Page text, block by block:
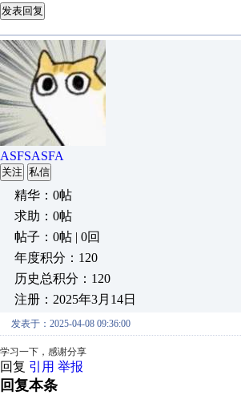
发表回复
ASFSASFA
关注 私信
精华：0帖
求助：0帖
帖子：0帖 | 0回
年度积分：120
历史总积分：120
注册：2025年3月14日
发表于：2025-04-08 09:36:00
学习一下，感谢分享
回复 引用 举报
回复本条